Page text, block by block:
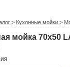
> Кухонные мойки >
мойка 70x50